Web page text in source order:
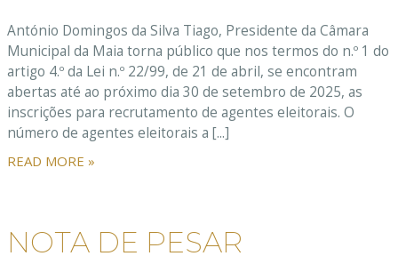
António Domingos da Silva Tiago, Presidente da Câmara
Municipal da Maia torna público que nos termos do n.º 1 do
artigo 4.º da Lei n.º 22/99, de 21 de abril, se encontram
abertas até ao próximo dia 30 de setembro de 2025, as
inscrições para recrutamento de agentes eleitorais. O
número de agentes eleitorais a [...]
READ MORE »
NOTA DE PESAR